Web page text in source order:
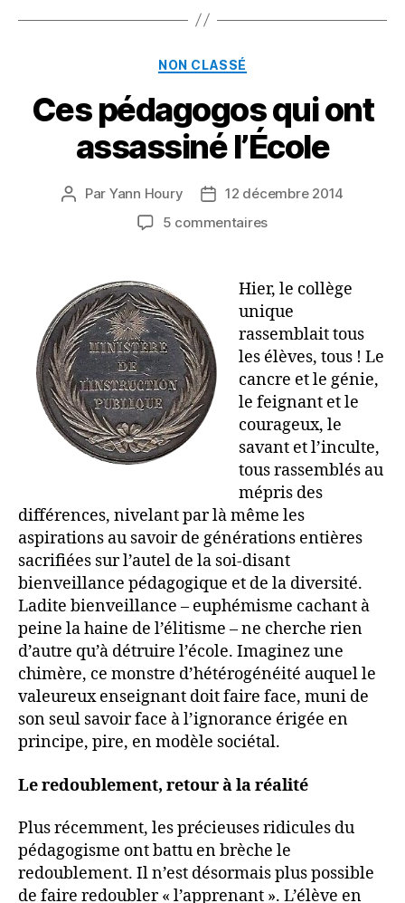
Catégories
NON CLASSÉ
Ces pédagogos qui ont
assassiné l’École
Auteur
Par Yann Houry
Date12 décembre 2014
5 commentairessur
qui
ont
assassiné
l’École
Hier, le collège
unique
rassemblait tous
les élèves, tous ! Le
cancre et le génie,
le feignant et le
courageux, le
savant et l’inculte,
tous rassemblés au
mépris des
différences, nivelant par là même les
aspirations au savoir de générations entières
sacrifiées sur l’autel de la soi-disant
bienveillance pédagogique et de la diversité.
Ladite bienveillance – euphémisme cachant à
peine la haine de l’élitisme – ne cherche rien
d’autre qu’à détruire l’école. Imaginez une
chimère, ce monstre d’hétérogénéité auquel le
valeureux enseignant doit faire face, muni de
son seul savoir face à l’ignorance érigée en
principe, pire, en modèle sociétal.
Le redoublement, retour à la réalité
Plus récemment, les précieuses ridicules du
pédagogisme ont battu en brèche le
redoublement. Il n’est désormais plus possible
de faire redoubler « l’apprenant ». L’élève en